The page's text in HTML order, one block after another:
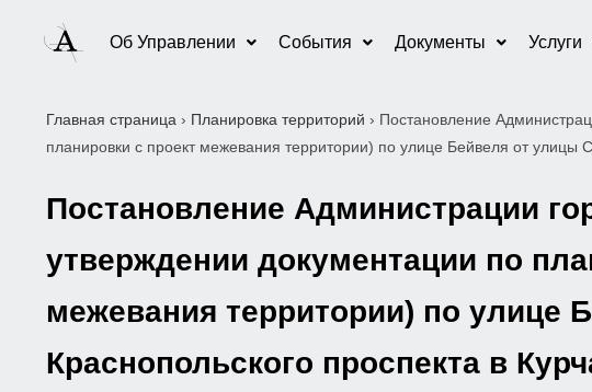
Об Управлении События Документы Услуги
Главная страница › Планировка территорий › Постановление
планировки с проект межевания территории) по улице Бейвеля от улицы
Постановление Администрации
утверждении документации по
межевания территории) по улице
Краснопольского проспекта в